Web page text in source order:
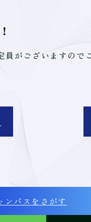
がございますので
ンパス をさがす